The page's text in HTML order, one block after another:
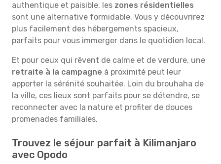
authentique et paisible, les zones résidentielles
sont une alternative formidable. Vous y découvrirez
plus facilement des hébergements spacieux,
parfaits pour vous immerger dans le quotidien local.
Et pour ceux qui rêvent de calme et de verdure, une
retraite à la campagne à proximité peut leur
apporter la sérénité souhaitée. Loin du brouhaha de
la ville, ces lieux sont parfaits pour se détendre, se
reconnecter avec la nature et profiter de douces
promenades familiales.
Trouvez le séjour parfait à Kilimanjaro
avec Opodo